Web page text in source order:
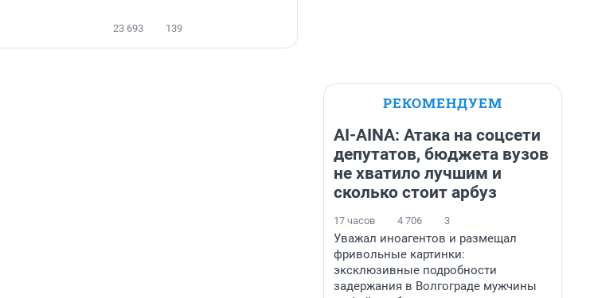
23 693 139
РЕКОМЕНДУЕМ
AI-AINA: Атака на соцсети
депутатов, бюджета вузов
не хватило лучшим и
сколько стоит арбуз
17 часов 4 706 3
Уважал иноагентов и размещал
фривольные картинки:
эксклюзивные подробности
задержания в Волгограде мужчины